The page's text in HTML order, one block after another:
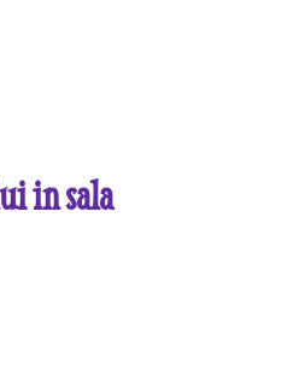
in sala